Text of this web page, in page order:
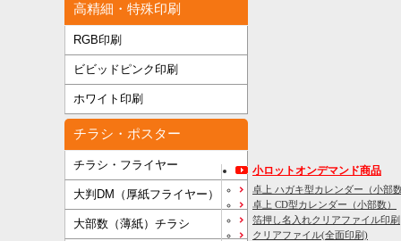
高精細・特殊印刷
RGB印刷
ビビッドピンク印刷
ホワイト印刷
チラシ・ポスター
チラシ・フライヤー
大判DM（厚紙フライヤー）
大部数（薄紙）チラシ
小ロットオンデマンド商品
卓上 ハガキ型カレンダー（小部
卓上 CD型カレンダー（小部数）
箔押し名入れクリアファイル印刷
クリアファイル(全面印刷)